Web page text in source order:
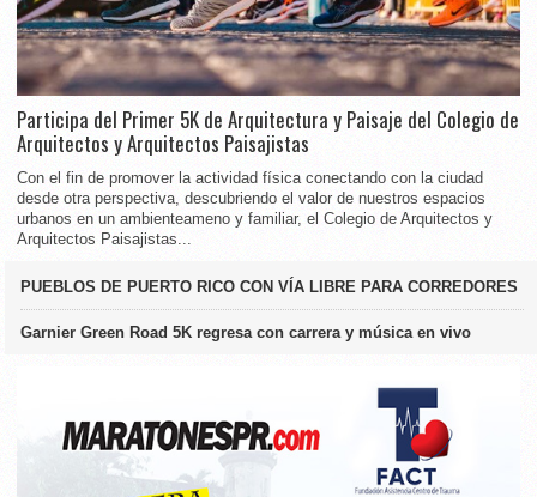
Participa del Primer 5K de Arquitectura y Paisaje del Colegio de
Arquitectos y Arquitectos Paisajistas
Con el fin de promover la actividad física conectando con la ciudad
desde otra perspectiva, descubriendo el valor de nuestros espacios
urbanos en un ambienteameno y familiar, el Colegio de Arquitectos y
Arquitectos Paisajistas...
PUEBLOS DE PUERTO RICO CON VÍA LIBRE PARA CORREDORES
Garnier Green Road 5K regresa con carrera y música en vivo